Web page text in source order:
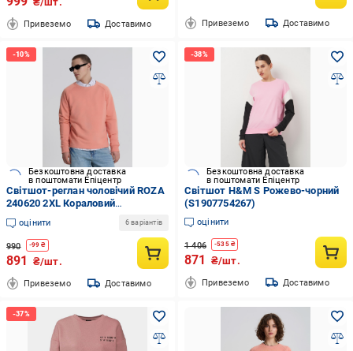
Привеземо Доставимо Привеземо Доставимо
Безкоштовна доставка
в поштомати Епіцентр
Світшот-реглан чоловічий ROZA
240620 2XL Кораловий
(4824005724336)
оцінити 6 варіантів
990 -99 ₴
891 ₴/шт.
Привеземо Доставимо
Безкоштовна доставка
в поштомати Епіцентр
Світшот H&M S Рожево-чорний
(S1907754267)
оцінити
1 406 -535₴
871 ₴/шт.
Привеземо Доставимо